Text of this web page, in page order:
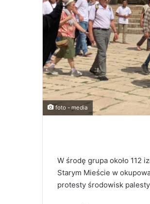
foto - media
W środę grupa około 112
Starym Mieście w
protesty środowisk